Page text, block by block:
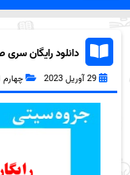
دانلود رایگان
29 آوریل 2023 چهارم